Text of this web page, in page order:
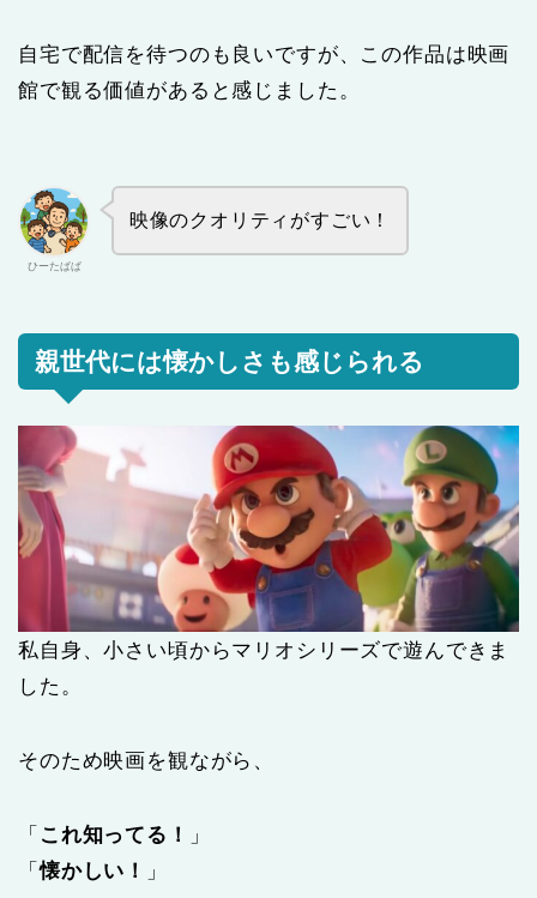
自宅で配信を待つのも良いですが、この作品は映画
館で観る価値があると感じました。
ひーたぱぱ
映像のクオリティがすごい！
親世代には懐かしさも感じられる
私自身、小さい頃からマリオシリーズで遊んできま
した。
そのため映画を観ながら、
「 これ知ってる！
」
「懐かしい！ 」